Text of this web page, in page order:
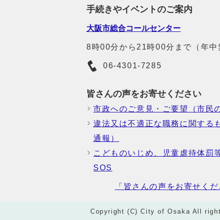
手続きやイベントのご案内
大阪市総合コールセンター
8時00分から21時00分まで（年中
06-4301-7285
皆さんの声をお寄せください
市政へのご意見・ご要望（市民
違法又は不適正な職務に関する
通報）
こどものいじめ、児童虐待体罰
SOS
「皆さんの声をお寄せく
Copyright (C) City of Osaka All